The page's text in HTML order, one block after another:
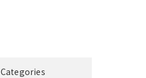
Categories